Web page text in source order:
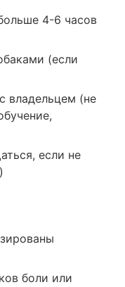
4-6 часов
(если
владельцем (не
если не
боли или